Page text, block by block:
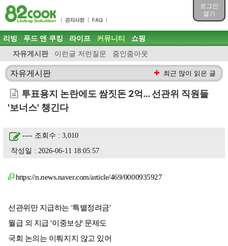
로그인
열기
목차
주메뉴 바로가기
컨텐츠 바로가기
검색 바로가기
로그인 바로가기
주메뉴
리빙 푸드 앤 쿠킹 라이프 커뮤니티
자유게시판 이런글 저런질문 줌인줌아웃
쇼핑
자유게시판 최근 많이 읽은 글
투표용지 논란에도 쌈짓돈 2억… 선관위 직원들
'보너스' 챙긴다
---- 조회수 : 3,010
작성일 : 2026-06-11 18:05:57
https://n.news.naver.com/article/469/0000935927
선관위만 지급하는 '특별정려금'
월급 외 지급 '이중보상' 문제도
국회 논의는 이뤄지지 않고 있어